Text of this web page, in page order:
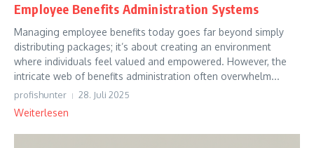
Employee Benefits Administration Systems
Managing employee benefits today goes far beyond simply
distributing packages; it’s about creating an environment
where individuals feel valued and empowered. However, the
intricate web of benefits administration often overwhelm...
profishunter 28. Juli 2025
Weiterlesen